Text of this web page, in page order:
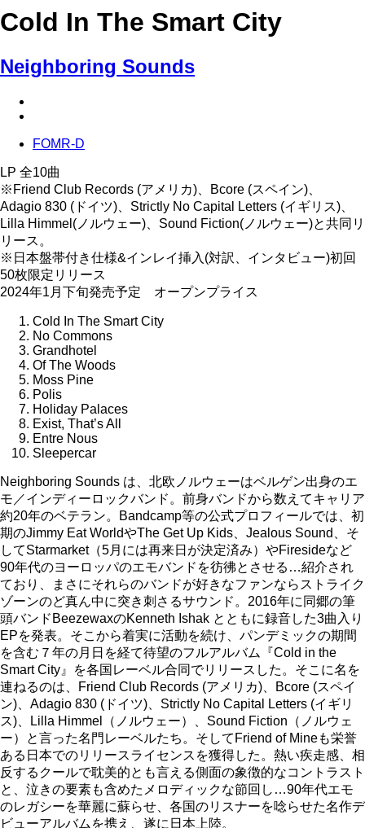
Cold In The Smart City
Neighboring Sounds
FOMR-D
LP 全10曲
※Friend Club Records (アメリカ)、Bcore (スペイン)、
Adagio 830 (ドイツ)、Strictly No Capital Letters (イギリス)、
Lilla Himmel(ノルウェー)、Sound Fiction(ノルウェー)と共同リ
リース。
※日本盤帯付き仕様&インレイ挿入(対訳、インタビュー)初回
50枚限定リリース
2024年1月下旬発売予定 オープンプライス
Cold In The Smart City
No Commons
Grandhotel
Of The Woods
Moss Pine
Polis
Holiday Palaces
Exist, That’s All
Entre Nous
Sleepercar
Neighboring Sounds は、北欧ノルウェーはベルゲン出身のエ
モ／インディーロックバンド。前身バンドから数えてキャリア
約20年のベテラン。Bandcamp等の公式プロフィールでは、初
期のJimmy Eat WorldやThe Get Up Kids、Jealous Sound、そ
してStarmarket（5月には再来日が決定済み）やFiresideなど
90年代のヨーロッパのエモバンドを彷彿とさせる…紹介され
ており、まさにそれらのバンドが好きなファンならストライク
ゾーンのど真ん中に突き刺さるサウンド。2016年に同郷の筆
頭バンドBeezewaxのKenneth Ishak とともに録音した3曲入り
EPを発表。そこから着実に活動を続け、パンデミックの期間
を含む７年の月日を経て待望のフルアルバム『Cold in the
Smart City』を各国レーベル合同でリリースした。そこに名を
連ねるのは、Friend Club Records (アメリカ)、Bcore (スペイ
ン)、Adagio 830 (ドイツ)、Strictly No Capital Letters (イギリ
ス)、Lilla Himmel（ノルウェー）、Sound Fiction（ノルウェ
ー）と言った名門レーベルたち。そしてFriend of Mineも栄誉
ある日本でのリリースライセンスを獲得した。熱い疾走感、相
反するクールで耽美的とも言える側面の象徴的なコントラスト
と、泣きの要素も含めたメロディックな節回し…90年代エモ
のレガシーを華麗に蘇らせ、各国のリスナーを唸らせた名作デ
ビューアルバムを携え、遂に日本上陸。